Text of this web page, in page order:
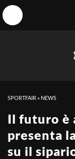
SPORTFAIR » NEWS
Il futuro è
presenta
su il